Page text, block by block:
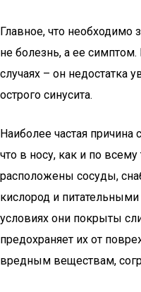
Главное, что необходимо
не болезнь, а ее
случаях – он недостатка
острого синусита.
Наиболее частая
что в носу, как и по
расположены сосуды,
кислород и
условиях они покрыты
предохраняет их от
вредным веществам,